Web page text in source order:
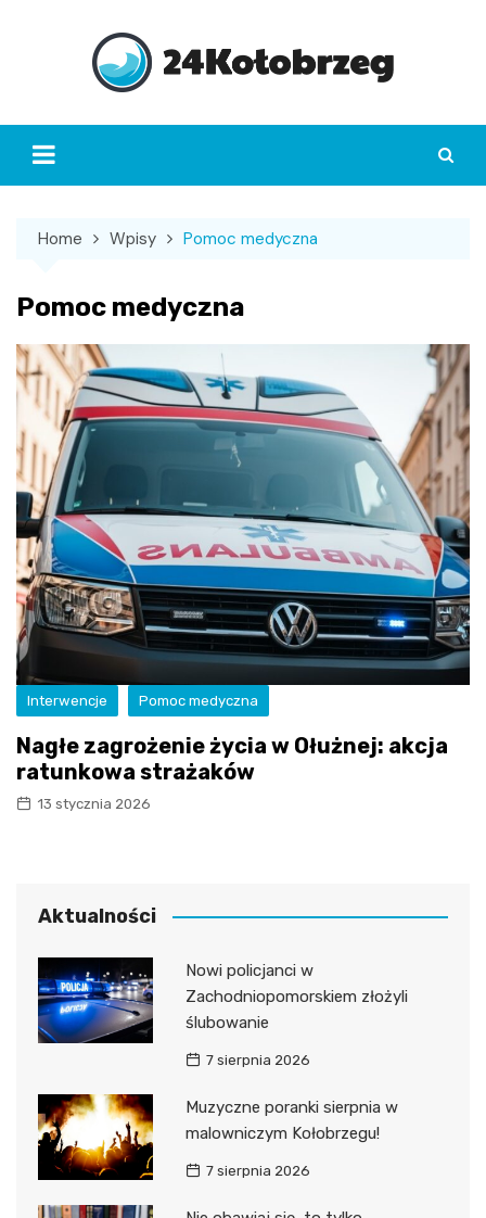
Home Wpisy Pomoc medyczna
Pomoc medyczna
Interwencje Pomoc medyczna
Nagłe zagrożenie życia w Ołużnej: akcja
ratunkowa strażaków
13 stycznia 2026
Aktualności
Nowi policjanci w
Zachodniopomorskiem złożyli
ślubowanie
7 sierpnia 2026
Muzyczne poranki sierpnia w
malowniczym Kołobrzegu!
7 sierpnia 2026